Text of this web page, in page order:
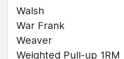
Walsh
War Frank
Weaver
Weighted Pull-up 1RM